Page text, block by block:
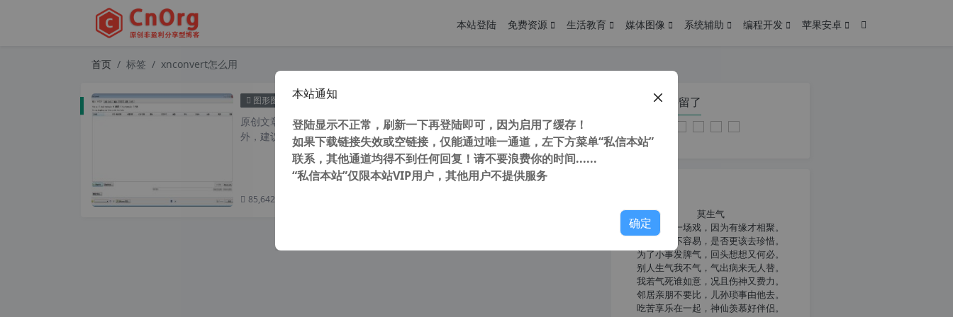
本站登陆 免费资源 生活教育 媒体图像 系统辅助 编程开发 苹果安卓
首页 标签 xnconvert怎么用
图形图像 批量图像格式转换软件(xnconvert) v1.94 支持Webp格式
原创文章，转载请注明： 转载自 cnorg.12hp.de 注意： 由于网站空间位于国
外，建议避开晚上的访问高...
85,642 次浏览
您在本页停留了
莫生气
人生就像一场戏，因为有缘才相聚。
相扶到老不容易，是否更该去珍惜。
为了小事发脾气，回头想想又何必。
别人生气我不气，气出病来无人替。
我若气死谁如意，况且伤神又费力。
邻居亲朋不要比，儿孙琐事由他去。
吃苦享乐在一起，神仙羡慕好伴侣。
本站通知
登陆显示不正常，刷新一下再登陆即可，因为启用了缓存！
如果下载链接失效或空链接，仅能通过唯一通道，左下方菜单“私信本站”
联系，其他通道均得不到任何回复！请不要浪费你的时间......
“私信本站”仅限本站VIP用户，其他用户不提供服务
确定